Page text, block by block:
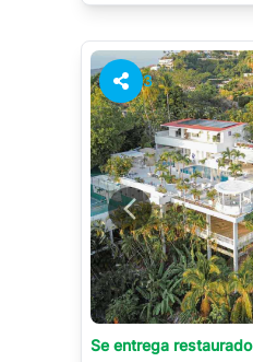
3
Se entrega restaurado